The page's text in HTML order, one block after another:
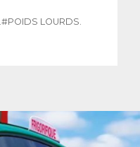
#POIDS LOURDS.